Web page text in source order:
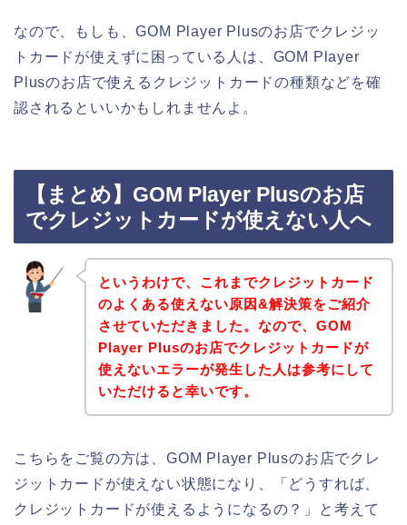
なので、もしも、GOM Player Plusのお店でクレジッ
トカードが使えずに困っている人は、GOM Player
Plusのお店で使えるクレジットカードの種類などを確
認されるといいかもしれませんよ。
【まとめ】GOM Player Plusのお店
でクレジットカードが使えない人へ
というわけで、これまでクレジットカード
のよくある使えない原因&解決策をご紹介
させていただきました。なので、GOM
Player Plusのお店でクレジットカードが
使えないエラーが発生した人は参考にして
いただけると幸いです。
こちらをご覧の方は、GOM Player Plusのお店でクレ
ジットカードが使えない状態になり、「どうすれば、
クレジットカードが使えるようになるの？」と考えて